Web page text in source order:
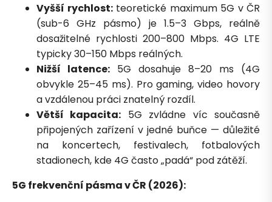
Vyšší rychlost:teoretické maximum 5G v ČR
(sub-6 GHz pásmo) je 1.5–3 Gbps, reálně
dosažitelné rychlosti 200–800 Mbps. 4G LTE
typicky 30–150 Mbps reálných.
Nižší latence: 5G dosahuje 8–20 ms (4G
obvykle 25–45 ms). Pro gaming, video hovory
a vzdálenou práci znatelný rozdíl.
Větší kapacita: 5G zvládne víc současně
připojených zařízení v jedné buňce — důležité
na koncertech, festivalech, fotbalových
stadionech, kde 4G často „padá“ pod zátěží.
5G frekvenční pásma v ČR (2026):